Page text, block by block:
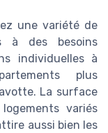
une variété de
à des besoins
individuelles à
plus
La surface
variés
aussi bien les